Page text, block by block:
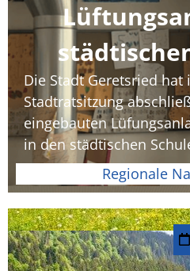
Die Stadt Geretsried
Stadtratsitzung
eingebauten
in den städtischen
Regionale